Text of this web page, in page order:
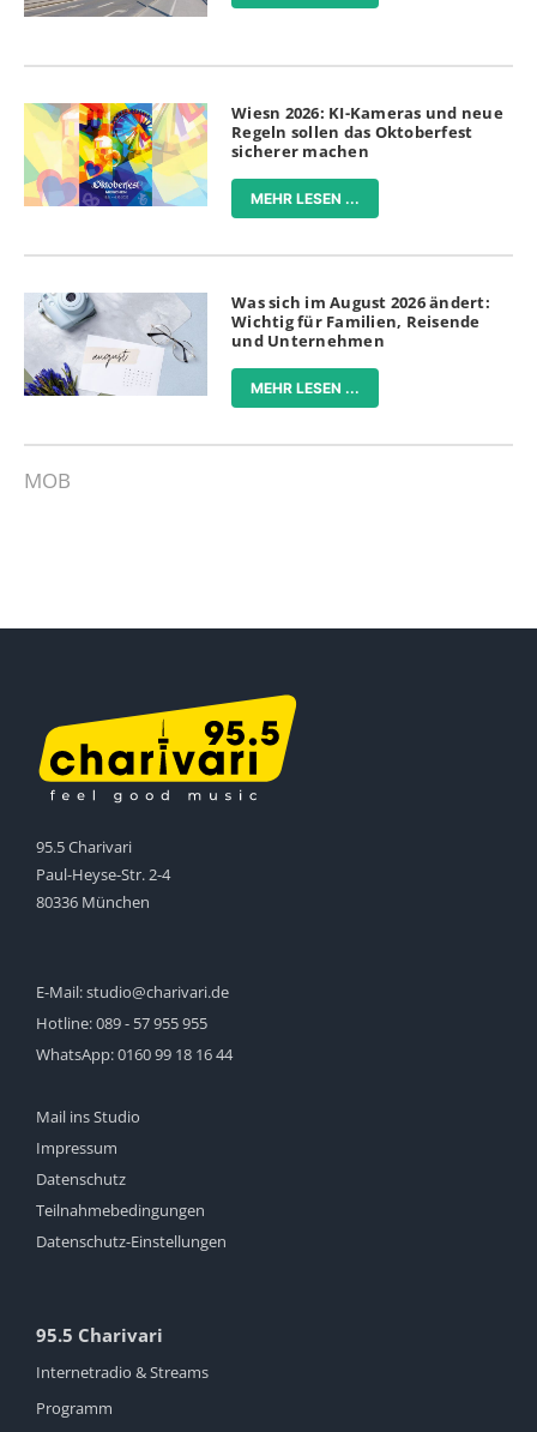
Wiesn 2026: KI-Kameras und neue
Regeln sollen das Oktoberfest
sicherer machen
MEHR LESEN ...
Was sich im August 2026 ändert:
Wichtig für Familien, Reisende
und Unternehmen
MEHR LESEN ...
MOB
95.5 Charivari
Paul-Heyse-Str. 2-4
80336 München
E-Mail:studio@charivari.de
Hotline:089 - 57 955 955
WhatsApp:0160 99 18 16 44
Mail ins Studio
Impressum
Datenschutz
Teilnahmebedingungen
Datenschutz-Einstellungen
95.5 Charivari
Internetradio & Streams
Programm